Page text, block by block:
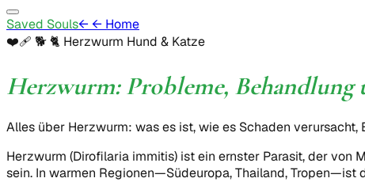
Saved Souls← ← Home
❤️‍🩹 🐕 🐈 Herzwurm Hund & Katze
Herzwurm: Probleme, Behandlung
Alles über Herzwurm: was es ist, wie es Schaden
Herzwurm (Dirofilaria immitis) ist ein ernster Parasit, der von
sein. In warmen Regionen—Südeuropa, Thailand, Tropen—ist